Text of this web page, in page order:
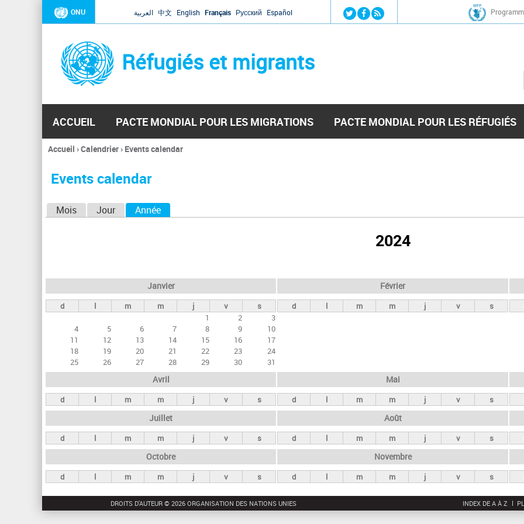
Jump to navigation
ONU العربية 中文 English Français Русский Español
Réfugiés et migrants
ACCUEIL PACTE MONDIAL POUR LES MIGRATIONS PACTE MONDIAL POUR LES RÉFUGIÉS
Vous
ici
Accueil ›Calendrier› Events calendar
Events calendar
e
t
s
n
c
i
p
a
x
Mois Jour Année
2024
Janvier
d l m m j v
s
1
2
3
4
5 6 7 8 9
10
11
12 13 14 15 16
17
18
19 20 21 22 23
24
25
26 27 28 29 30 31
Février
d l m m j v s
Avril
d l m m j v s
Mai
d l m m j v s
Juillet
d l m m j v s
Août
d l m m j v s
Octobre
d l m m j v s
Novembre
d l m m j v s
DROITS D'AUTEUR © 2026 ORGANISATION DES NATIONS UNIES INDEX DE A À Z